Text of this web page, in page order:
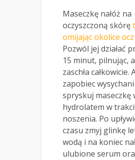
Maseczkę nałóż na
oczyszczoną skórę
omijając okolice
Pozwól jej działać
15 minut, pilnując,
zaschła całkowicie.
zapobiec
spryskuj maseczkę
hydrolatem w
noszenia. Po
czasu zmyj glinkę
wodą i na koniec
ulubione serum